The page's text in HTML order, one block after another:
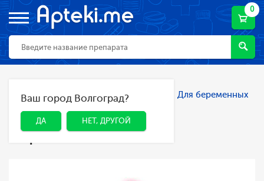
0
ДА НЕТ, ДРУГОЙ
Ваш город Волгоград?
ДА НЕТ, ДРУГОЙ
Главная Каталог Мама и малыш
Для беременных
и кормящих мам
Для беременных и
кормящих мам